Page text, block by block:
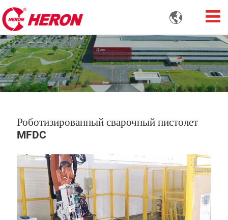

Роботизированный сварочный пистолет
MFDC